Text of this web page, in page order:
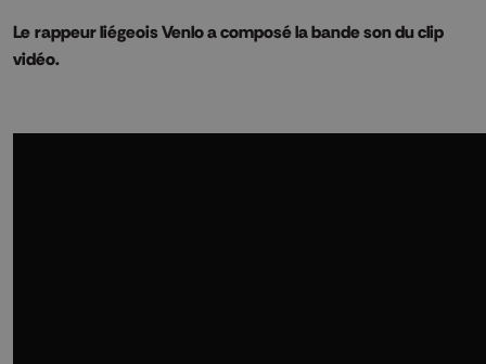
Le rappeur liégeois Venlo a composé la bande son du clip
vidéo.